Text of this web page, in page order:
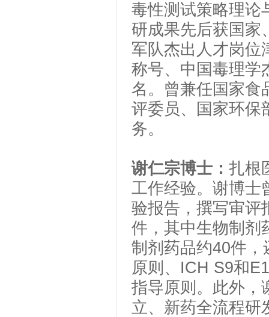
毒性测试策略理论
研成果先后获国家
军队杰出人才岗位
称号、中国毒理学
名。曾兼任国家食
评委员、国家环保
务。
谢仁宗博士： 扎根
工作经验。谢博士
验报告，撰写审评
件，其中生物制剂
制剂药品约40件，
原则、 ICH S9和
指导原则。此外，
立、新药全流程研